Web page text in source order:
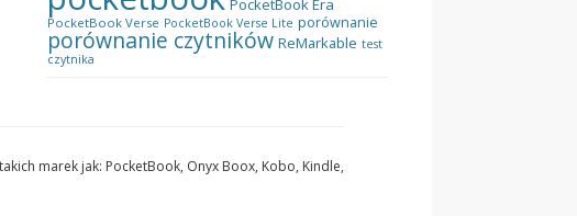
PocketBook Era
PocketBook Verse PocketBook Verse Lite porównanie
porównanie czytników ReMarkable test
czytnika
marek jak: PocketBook, Onyx Boox, Kobo, Kindle,